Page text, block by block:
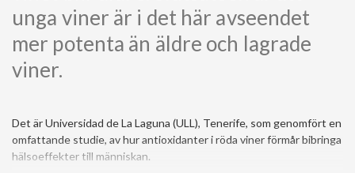
unga viner är i det här avseendet
mer potenta än äldre och lagrade
viner.
Det är Universidad de La Laguna (ULL), Tenerife, som genomfört en
omfattande studie, av hur antioxidanter i röda viner förmår bibringa
hälsoeffekter till människan.